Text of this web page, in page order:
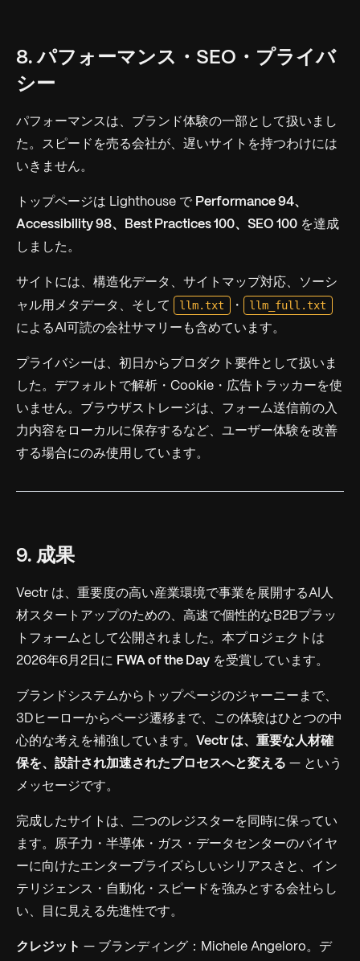
8. パフォーマンス・SEO・プライバ
シー
パフォーマンスは、ブランド体験の一部として扱いまし
た。スピードを売る会社が、遅いサイトを持つわけには
いきません。
トップページは Lighthouse で Performance 94、
Accessibility 98、Best Practices 100、SEO 100 を達成
しました。
サイトには、構造化データ、サイトマップ対応、ソーシ
ャル用メタデータ、そして
llm.txt ・ llm_full.txt
によるAI可読の会社サマリーも含めています。
プライバシーは、初日からプロダクト要件として扱いま
した。デフォルトで解析・Cookie・広告トラッカーを使
いません。ブラウザストレージは、フォーム送信前の入
力内容をローカルに保存するなど、ユーザー体験を改善
する場合にのみ使用しています。
9. 成果
Vectr は、重要度の高い産業環境で事業を展開するAI人
材スタートアップのための、高速で個性的なB2Bプラッ
トフォームとして公開されました。本プロジェクトは
2026年6月2日に FWA of the Day を受賞しています。
ブランドシステムからトップページのジャーニーまで、
3Dヒーローからページ遷移まで、この体験はひとつの中
心的な考えを補強しています。 Vectr は、重要な人材確
保を、設計され加速されたプロセスへと変える — という
メッセージです。
完成したサイトは、二つのレジスターを同時に保ってい
ます。原子力・半導体・ガス・データセンターのバイヤ
ーに向けたエンタープライズらしいシリアスさと、イン
テリジェンス・自動化・スピードを強みとする会社らし
い、目に見える先進性です。
クレジット — ブランディング：Michele Angeloro。デ